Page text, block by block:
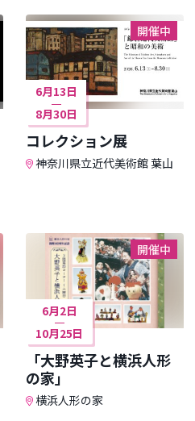
開催中
6月13日
8月30日
コレクション展
神奈川県立近代美術館 葉山
開催中
6月2日
10月25日
「大野英子と横浜人形
の家」
横浜人形の家